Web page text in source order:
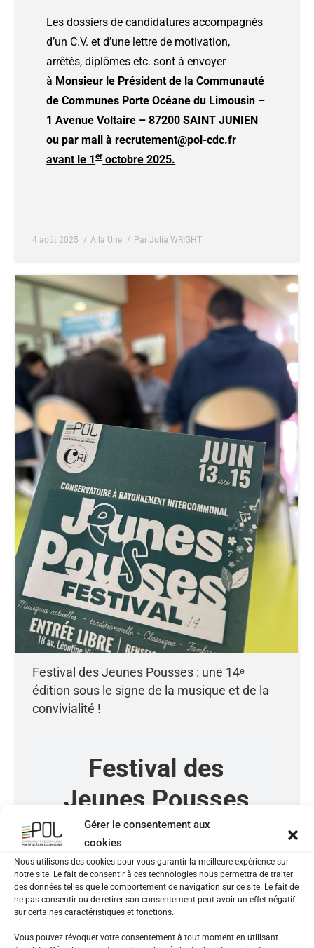
Gérer le consentement aux
cookies
Nous utilisons des cookies pour vous garantir la meilleure expérience sur
notre site. Le fait de consentir à ces technologies nous permettra de traiter
des données telles que le comportement de navigation sur ce site. Le fait de
ne pas consentir ou de retirer son consentement peut avoir un effet négatif
sur certaines caractéristiques et fonctions.
Vous pouvez révoquer votre consentement à tout moment en utilisant
Les dossiers de candidatures accompagnés
d’un C.V. et d’une lettre de motivation,
arrêtés, diplômes etc. sont à envoyer
à Monsieur le Président de la Communauté
de Communes Porte Océane du Limousin –
1 Avenue Voltaire – 87200 SAINT JUNIEN
ou par mail àrecrutement@pol-cdc.fr
avant le 1eroctobre 2025.
4 août 2025 A la Une ParJulia WRIGHT
Festival des Jeunes Pousses : une 14ᵉ
édition sous le signe de la musique et de la
convivialité !
Festival des
Jeunes Pousses
une 14ᵉ édition sous le
signe de la musique et de la
convivialité !